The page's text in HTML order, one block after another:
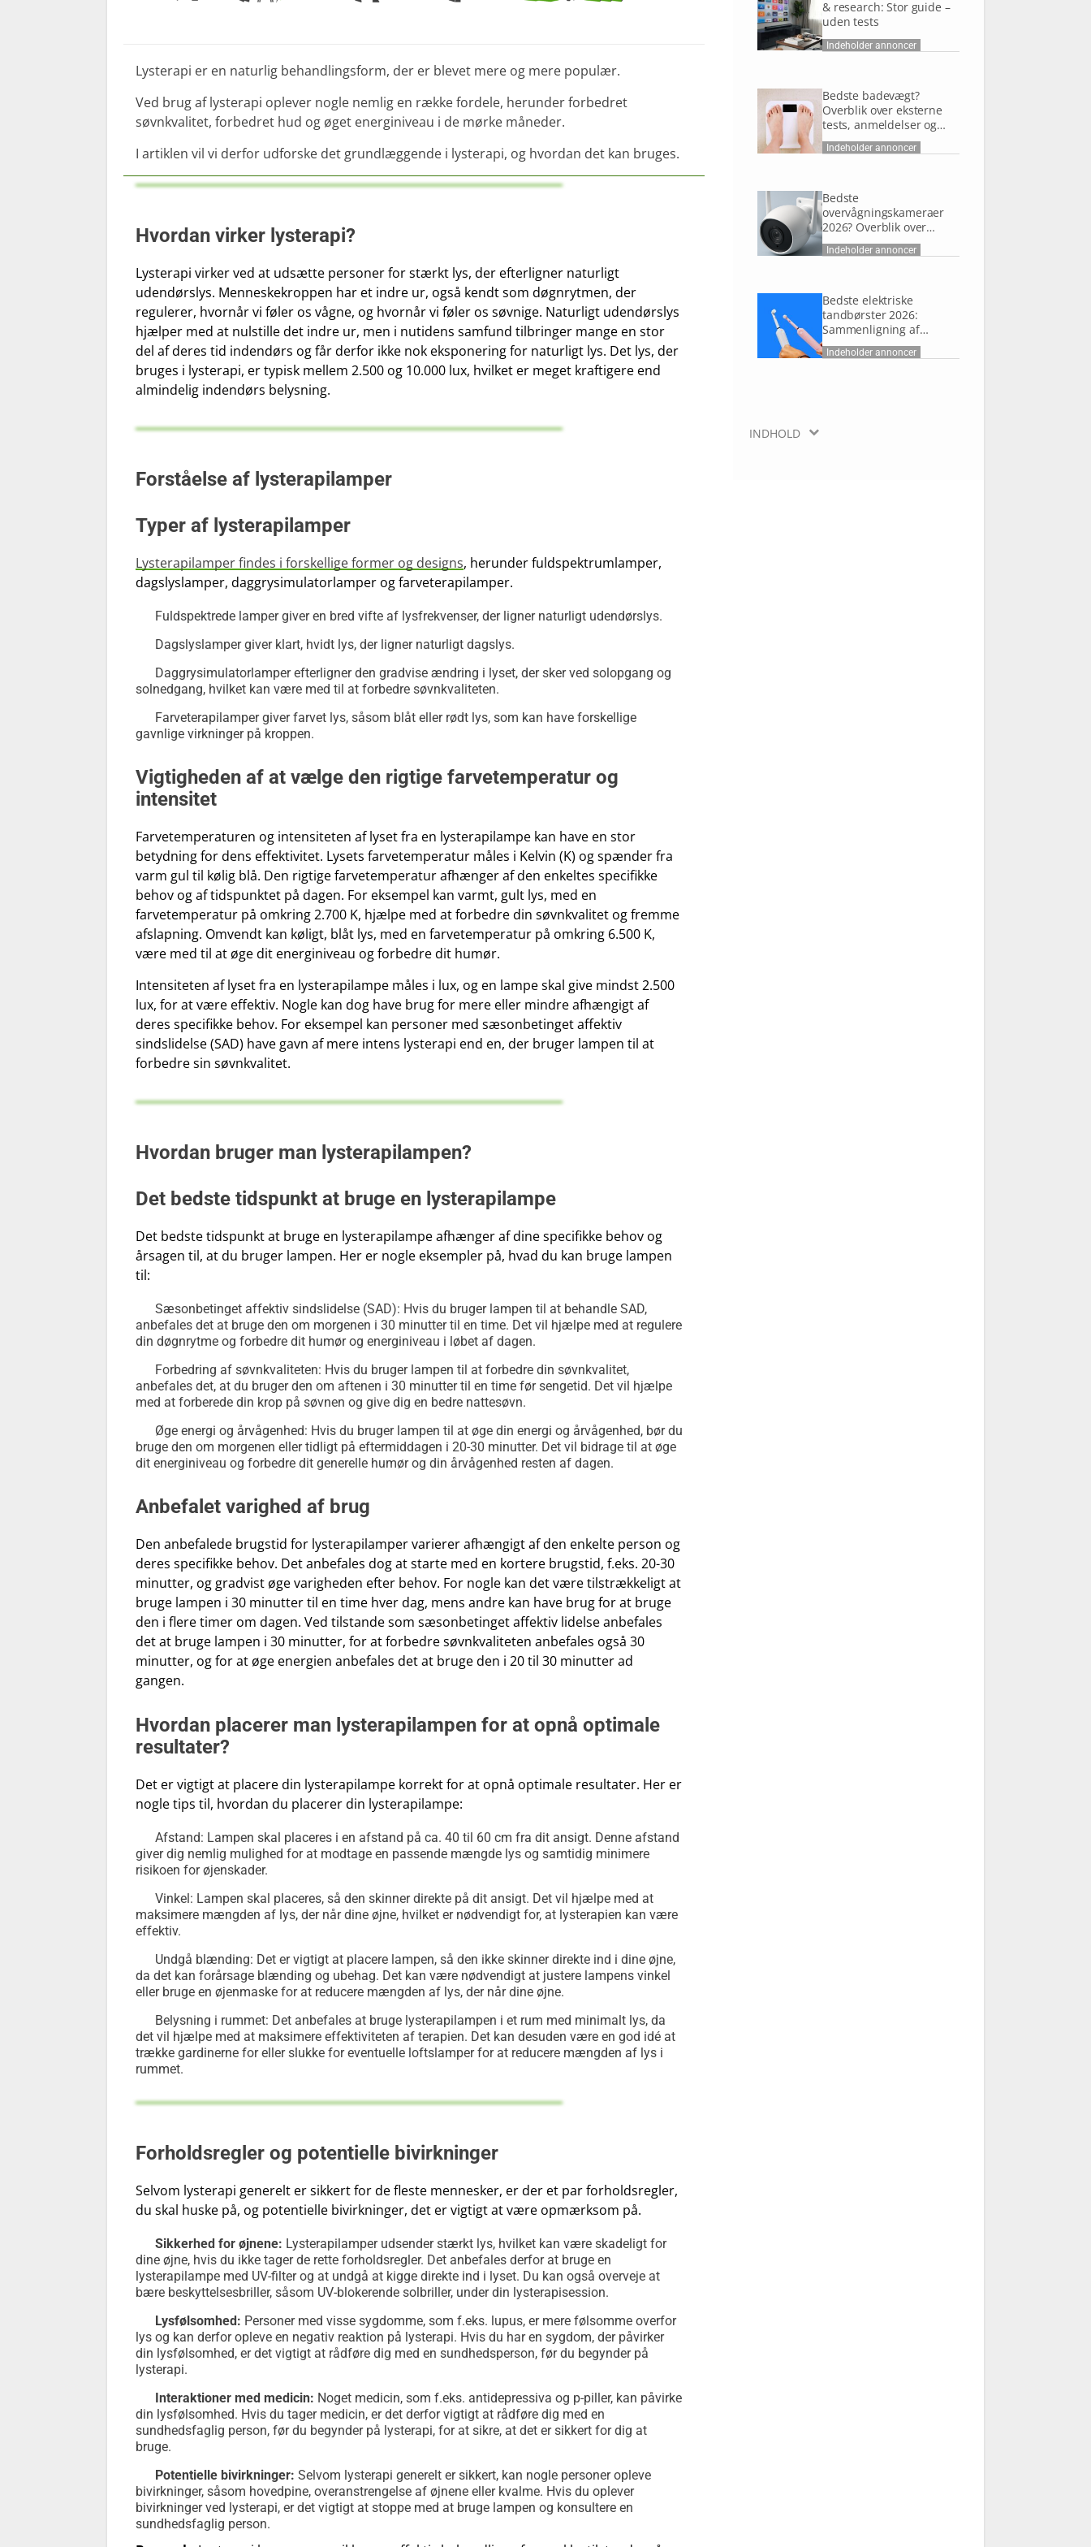
Lysterapi er en naturlig behandlingsform, der er blevet mere og mere populær.
Ved brug af lysterapi oplever nogle nemlig en række fordele, herunder forbedret
søvnkvalitet, forbedret hud og øget energiniveau i de mørke måneder.
I artiklen vil vi derfor udforske det grundlæggende i lysterapi, og hvordan det kan bruges.
Hvordan virker lysterapi?
Lysterapi virker ved at udsætte personer for stærkt lys, der efterligner naturligt
udendørslys. Menneskekroppen har et indre ur, også kendt som døgnrytmen, der
regulerer, hvornår vi føler os vågne, og hvornår vi føler os søvnige. Naturligt udendørslys
hjælper med at nulstille det indre ur, men i nutidens samfund tilbringer mange en stor
del af deres tid indendørs og får derfor ikke nok eksponering for naturligt lys. Det lys, der
bruges i lysterapi, er typisk mellem 2.500 og 10.000 lux, hvilket er meget kraftigere end
almindelig indendørs belysning.
Forståelse af lysterapilamper
Typer af lysterapilamper
Lysterapilamper findes i forskellige former og designs, herunder fuldspektrumlamper,
dagslyslamper, daggrysimulatorlamper og farveterapilamper.
Fuldspektrede lamper giver en bred vifte af lysfrekvenser, der ligner naturligt udendørslys.
Dagslyslamper giver klart, hvidt lys, der ligner naturligt dagslys.
Daggrysimulatorlamper efterligner den gradvise ændring i lyset, der sker ved solopgang og
solnedgang, hvilket kan være med til at forbedre søvnkvaliteten.
Farveterapilamper giver farvet lys, såsom blåt eller rødt lys, som kan have forskellige
gavnlige virkninger på kroppen.
Vigtigheden af at vælge den rigtige farvetemperatur og
intensitet
Farvetemperaturen og intensiteten af lyset fra en lysterapilampe kan have en stor
betydning for dens effektivitet. Lysets farvetemperatur måles i Kelvin (K) og spænder fra
varm gul til kølig blå. Den rigtige farvetemperatur afhænger af den enkeltes specifikke
behov og af tidspunktet på dagen. For eksempel kan varmt, gult lys, med en
farvetemperatur på omkring 2.700 K, hjælpe med at forbedre din søvnkvalitet og fremme
afslapning. Omvendt kan køligt, blåt lys, med en farvetemperatur på omkring 6.500 K,
være med til at øge dit energiniveau og forbedre dit humør.
Intensiteten af lyset fra en lysterapilampe måles i lux, og en lampe skal give mindst 2.500
lux, for at være effektiv. Nogle kan dog have brug for mere eller mindre afhængigt af
deres specifikke behov. For eksempel kan personer med sæsonbetinget affektiv
sindslidelse (SAD) have gavn af mere intens lysterapi end en, der bruger lampen til at
forbedre sin søvnkvalitet.
Hvordan bruger man lysterapilampen?
Det bedste tidspunkt at bruge en lysterapilampe
Det bedste tidspunkt at bruge en lysterapilampe afhænger af dine specifikke behov og
årsagen til, at du bruger lampen. Her er nogle eksempler på, hvad du kan bruge lampen
til:
Sæsonbetinget affektiv sindslidelse (SAD): Hvis du bruger lampen til at behandle SAD,
anbefales det at bruge den om morgenen i 30 minutter til en time. Det vil hjælpe med at regulere
din døgnrytme og forbedre dit humør og energiniveau i løbet af dagen.
Forbedring af søvnkvaliteten: Hvis du bruger lampen til at forbedre din søvnkvalitet,
anbefales det, at du bruger den om aftenen i 30 minutter til en time før sengetid. Det vil hjælpe
med at forberede din krop på søvnen og give dig en bedre nattesøvn.
Øge energi og årvågenhed: Hvis du bruger lampen til at øge din energi og årvågenhed, bør du
bruge den om morgenen eller tidligt på eftermiddagen i 20-30 minutter. Det vil bidrage til at øge
dit energiniveau og forbedre dit generelle humør og din årvågenhed resten af dagen.
Anbefalet varighed af brug
Den anbefalede brugstid for lysterapilamper varierer afhængigt af den enkelte person og
deres specifikke behov. Det anbefales dog at starte med en kortere brugstid, f.eks. 20-30
minutter, og gradvist øge varigheden efter behov. For nogle kan det være tilstrækkeligt at
bruge lampen i 30 minutter til en time hver dag, mens andre kan have brug for at bruge
den i flere timer om dagen. Ved tilstande som sæsonbetinget affektiv lidelse anbefales
det at bruge lampen i 30 minutter, for at forbedre søvnkvaliteten anbefales også 30
minutter, og for at øge energien anbefales det at bruge den i 20 til 30 minutter ad
gangen.
Hvordan placerer man lysterapilampen for at opnå optimale
resultater?
Det er vigtigt at placere din lysterapilampe korrekt for at opnå optimale resultater. Her er
nogle tips til, hvordan du placerer din lysterapilampe:
Afstand: Lampen skal placeres i en afstand på ca. 40 til 60 cm fra dit ansigt. Denne afstand
giver dig nemlig mulighed for at modtage en passende mængde lys og samtidig minimere
risikoen for øjenskader.
Vinkel: Lampen skal placeres, så den skinner direkte på dit ansigt. Det vil hjælpe med at
maksimere mængden af lys, der når dine øjne, hvilket er nødvendigt for, at lysterapien kan være
effektiv.
Undgå blænding: Det er vigtigt at placere lampen, så den ikke skinner direkte ind i dine øjne,
da det kan forårsage blænding og ubehag. Det kan være nødvendigt at justere lampens vinkel
eller bruge en øjenmaske for at reducere mængden af lys, der når dine øjne.
Belysning i rummet: Det anbefales at bruge lysterapilampen i et rum med minimalt lys, da
det vil hjælpe med at maksimere effektiviteten af terapien. Det kan desuden være en god idé at
trække gardinerne for eller slukke for eventuelle loftslamper for at reducere mængden af lys i
rummet.
Forholdsregler og potentielle bivirkninger
Selvom lysterapi generelt er sikkert for de fleste mennesker, er der et par forholdsregler,
du skal huske på, og potentielle bivirkninger, det er vigtigt at være opmærksom på.
Sikkerhed for øjnene: Lysterapilamper udsender stærkt lys, hvilket kan være skadeligt for
dine øjne, hvis du ikke tager de rette forholdsregler. Det anbefales derfor at bruge en
lysterapilampe med UV-filter og at undgå at kigge direkte ind i lyset. Du kan også overveje at
bære beskyttelsesbriller, såsom UV-blokerende solbriller, under din lysterapisession.
Lysfølsomhed: Personer med visse sygdomme, som f.eks. lupus, er mere følsomme overfor
lys og kan derfor opleve en negativ reaktion på lysterapi. Hvis du har en sygdom, der påvirker
din lysfølsomhed, er det vigtigt at rådføre dig med en sundhedsperson, før du begynder på
lysterapi.
Interaktioner med medicin: Noget medicin, som f.eks. antidepressiva og p-piller, kan påvirke
din lysfølsomhed. Hvis du tager medicin, er det derfor vigtigt at rådføre dig med en
sundhedsfaglig person, før du begynder på lysterapi, for at sikre, at det er sikkert for dig at
bruge.
Potentielle bivirkninger: Selvom lysterapi generelt er sikkert, kan nogle personer opleve
bivirkninger, såsom hovedpine, overanstrengelse af øjnene eller kvalme. Hvis du oplever
bivirkninger ved lysterapi, er det vigtigt at stoppe med at bruge lampen og konsultere en
sundhedsfaglig person.
INDHOLD
& research: Stor guide –
uden tests
Indeholder annoncer
Bedste badevægt?
Overblik over eksterne
tests, anmeldelser og
research
Indeholder annoncer
Bedste
overvågningskameraer
2026? Overblik over
eksterne tests,
anmeldelser og research
Indeholder annoncer
Bedste elektriske
tandbørster 2026:
Sammenligning af
eksterne tests,
anmeldelser og research
Indeholder annoncer